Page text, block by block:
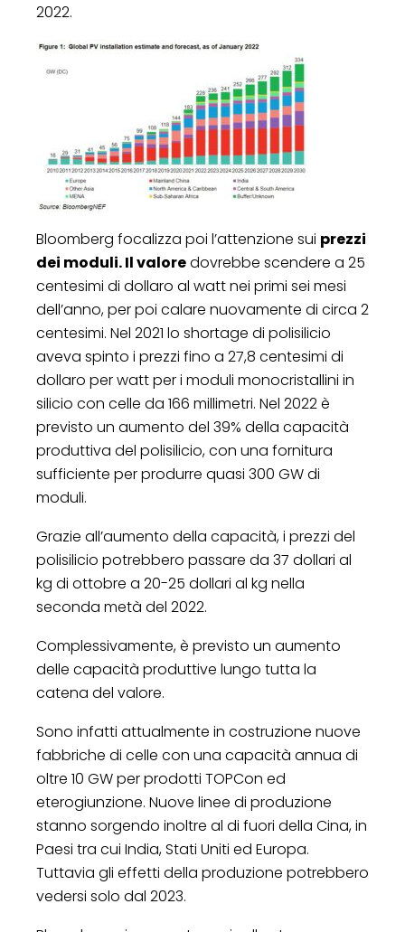
2022.
Bloomberg focalizza poi l’attenzione sui prezzi
dei moduli. Il valoredovrebbe scendere a 25
centesimi di dollaro al watt nei primi sei mesi
dell’anno, per poi calare nuovamente di circa 2
centesimi. Nel 2021 lo shortage di polisilicio
aveva spinto i prezzi fino a 27,8 centesimi di
dollaro per watt per i moduli monocristallini in
silicio con celle da 166 millimetri. Nel 2022 è
previsto un aumento del 39% della capacità
produttiva del polisilicio, con una fornitura
sufficiente per produrre quasi 300 GW di
moduli.
Grazie all’aumento della capacità, i prezzi del
polisilicio potrebbero passare da 37 dollari al
kg di ottobre a 20-25 dollari al kg nella
seconda metà del 2022.
Complessivamente, è previsto un aumento
delle capacità produttive lungo tutta la
catena del valore.
Sono infatti attualmente in costruzione nuove
fabbriche di celle con una capacità annua di
oltre 10 GW per prodotti TOPCon ed
eterogiunzione. Nuove linee di produzione
stanno sorgendo inoltre al di fuori della Cina, in
Paesi tra cui India, Stati Uniti ed Europa.
Tuttavia gli effetti della produzione potrebbero
vedersi solo dal 2023.